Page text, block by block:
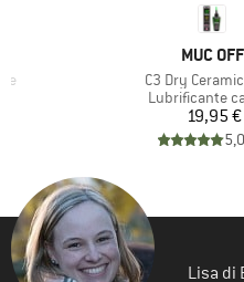
MARCHIO
MUC OFF
Articolo
C3 Dry
Gruppo di
Lubrificante
19,95 €
5,0
Lisa di